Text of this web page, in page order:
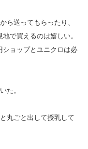
ら送ってもらったり、
で買えるのは嬉しい。
ショップとユニクロは必
た。
丸ごと出して授乳して